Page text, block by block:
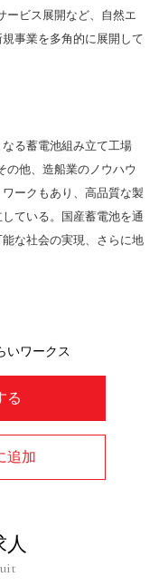
ービス展開など、自然エ
事業を多角的に展開して
る蓄電池組み立て工場
の他、造船業のノウハウ
ークもあり、高品質な製
ている。国産蓄電池を通
な社会の実現、さらに地
る
追加
いワークス